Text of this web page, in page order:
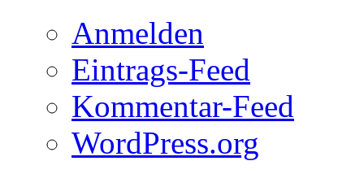
Anmelden
Eintrags-Feed
Kommentar-Feed
WordPress.org